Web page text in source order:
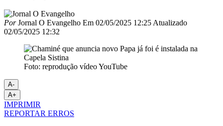
PorJornal O Evangelho Em 02/05/2025 12:25 Atualizado
02/05/2025 12:32
Foto: reprodução vídeo YouTube
A-
A+
IMPRIMIR
REPORTAR ERROS